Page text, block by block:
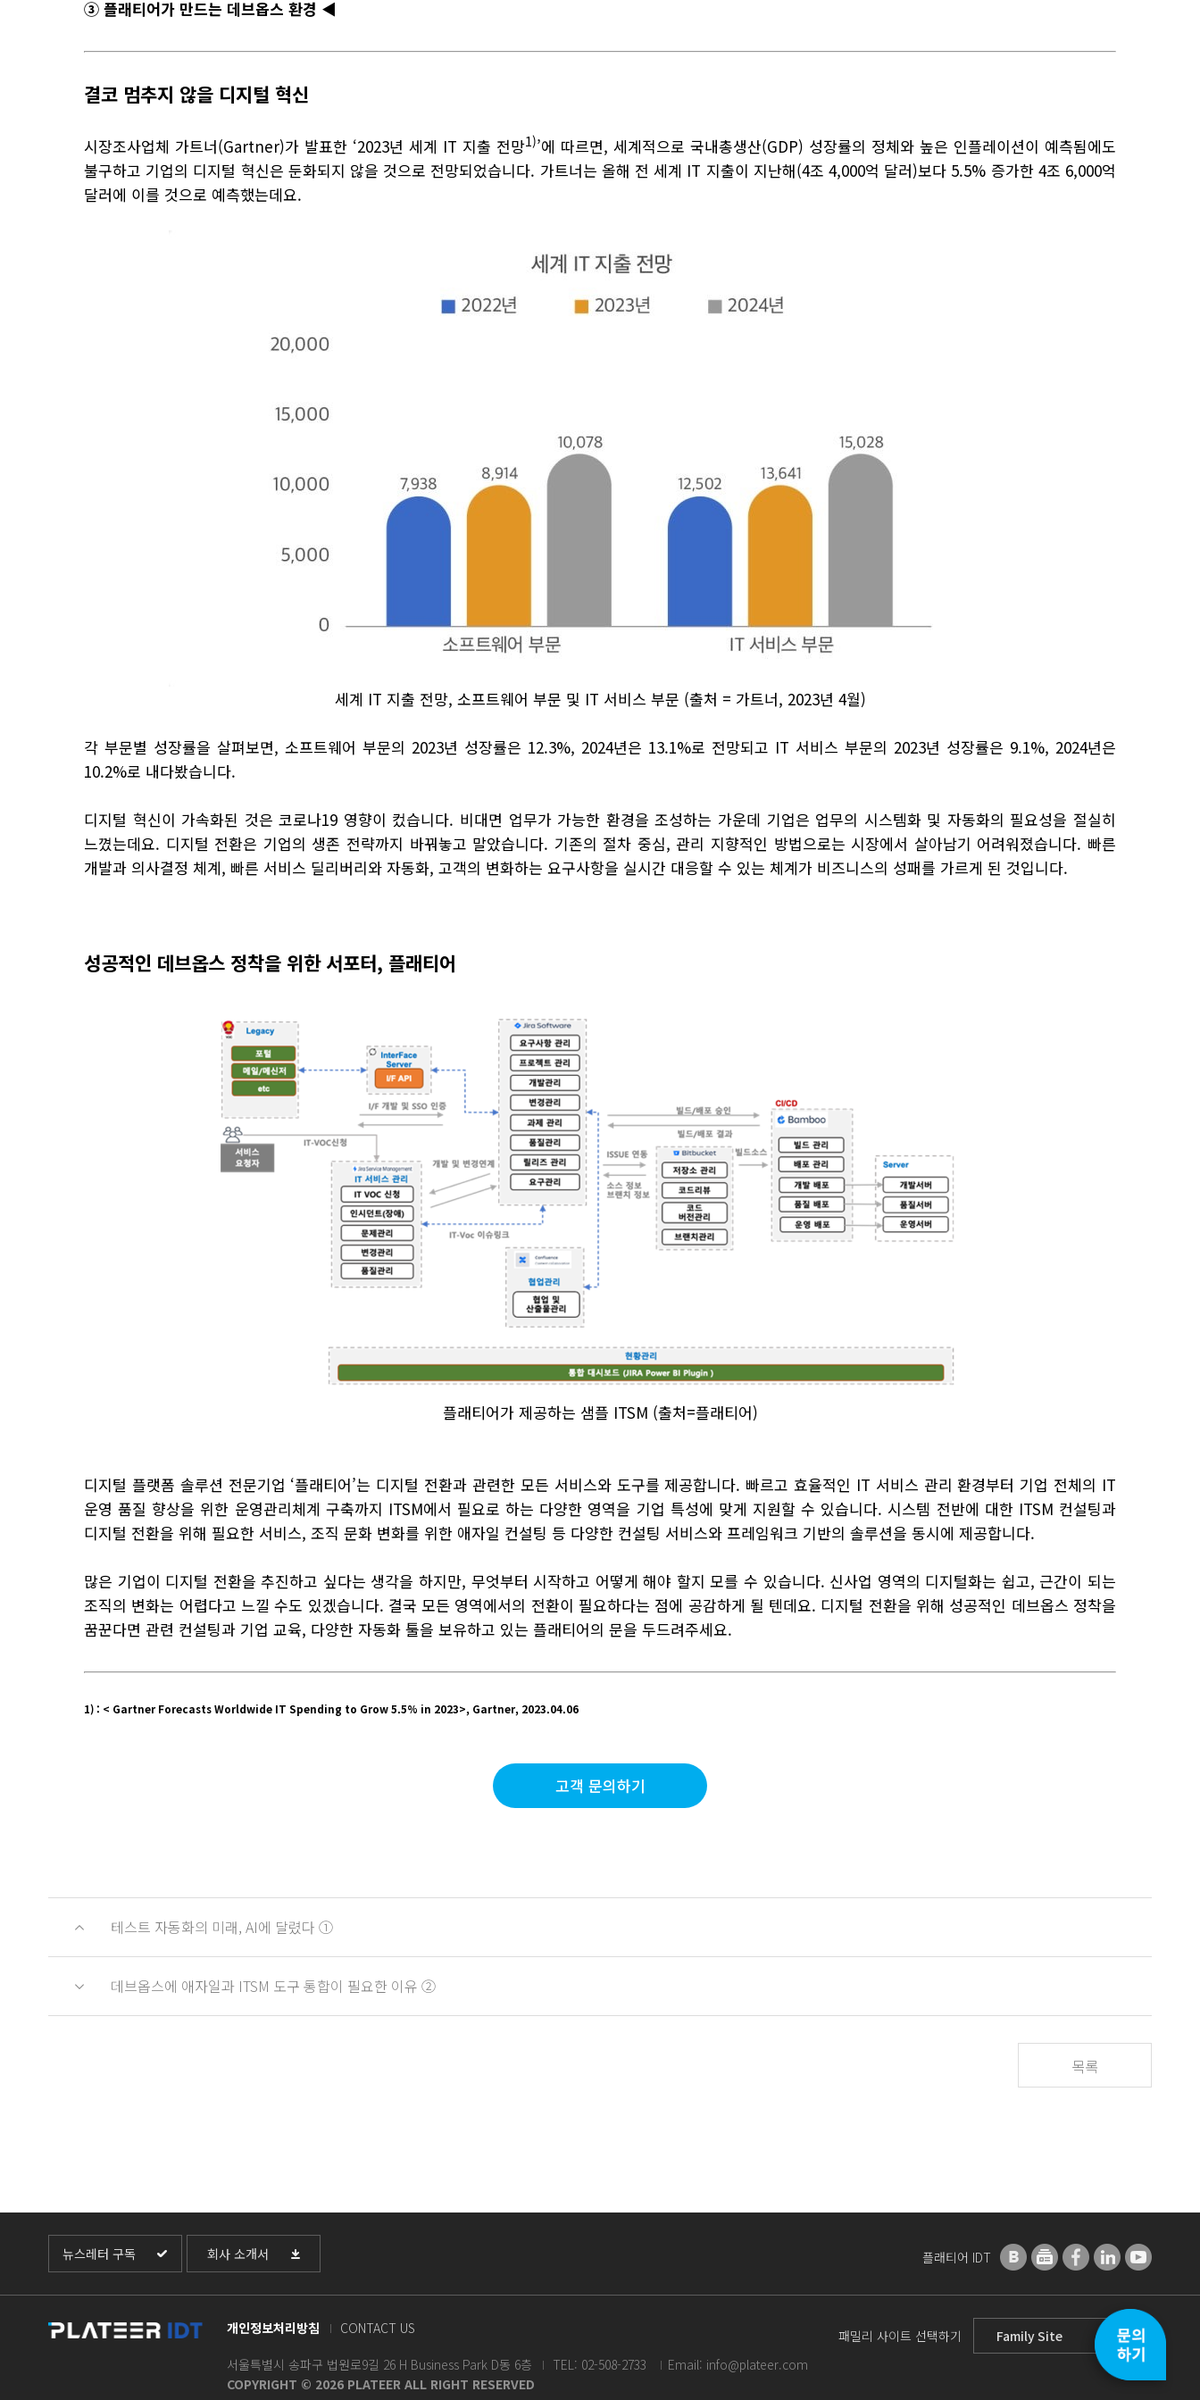
③ 플래티어가 만드는 데브옵스 환경 ◀
결코 멈추지 않을 디지털 혁신
시장조사업체 가트너(Gartner)가 발표한 ‘2023년 세계 IT 지출 전망1)’에 따르면, 세계적으로 국내총생산(GDP) 성장률의 정체와 높은 인플레이션이 예측됨에도
불구하고 기업의 디지털 혁신은 둔화되지 않을 것으로 전망되었습니다. 가트너는 올해 전 세계 IT 지출이 지난해(4조 4,000억 달러)보다 5.5% 증가한 4조 6,000억
달러에 이를 것으로 예측했는데요.
세계 IT 지출 전망, 소프트웨어 부문 및 IT 서비스 부문 (출처 = 가트너, 2023년 4월)
각 부문별 성장률을 살펴보면, 소프트웨어 부문의 2023년 성장률은 12.3%, 2024년은 13.1%로 전망되고 IT 서비스 부문의 2023년 성장률은 9.1%, 2024년은
10.2%로 내다봤습니다.
디지털 혁신이 가속화된 것은 코로나19 영향이 컸습니다. 비대면 업무가 가능한 환경을 조성하는 가운데 기업은 업무의 시스템화 및 자동화의 필요성을 절실히
느꼈는데요. 디지털 전환은 기업의 생존 전략까지 바꿔놓고 말았습니다. 기존의 절차 중심, 관리 지향적인 방법으로는 시장에서 살아남기 어려워졌습니다. 빠른
개발과 의사결정 체계, 빠른 서비스 딜리버리와 자동화, 고객의 변화하는 요구사항을 실시간 대응할 수 있는 체계가 비즈니스의 성패를 가르게 된 것입니다.
성공적인 데브옵스 정착을 위한 서포터, 플래티어
플래티어가 제공하는 샘플 ITSM (출처=플래티어)
디지털 플랫폼 솔루션 전문기업 ‘플래티어’는 디지털 전환과 관련한 모든 서비스와 도구를 제공합니다. 빠르고 효율적인 IT 서비스 관리 환경부터 기업 전체의 IT
운영 품질 향상을 위한 운영관리체계 구축까지 ITSM에서 필요로 하는 다양한 영역을 기업 특성에 맞게 지원할 수 있습니다. 시스템 전반에 대한 ITSM 컨설팅과
디지털 전환을 위해 필요한 서비스, 조직 문화 변화를 위한 애자일 컨설팅 등 다양한 컨설팅 서비스와 프레임워크 기반의 솔루션을 동시에 제공합니다.
많은 기업이 디지털 전환을 추진하고 싶다는 생각을 하지만, 무엇부터 시작하고 어떻게 해야 할지 모를 수 있습니다. 신사업 영역의 디지털화는 쉽고, 근간이 되는
조직의 변화는 어렵다고 느낄 수도 있겠습니다. 결국 모든 영역에서의 전환이 필요하다는 점에 공감하게 될 텐데요. 디지털 전환을 위해 성공적인 데브옵스 정착을
꿈꾼다면 관련 컨설팅과 기업 교육, 다양한 자동화 툴을 보유하고 있는 플래티어의 문을 두드려주세요.
1) : < Gartner Forecasts Worldwide IT Spending to Grow 5.5% in 2023>, Gartner, 2023.04.06
고객 문의하기
테스트 자동화의 미래, AI에 달렸다 ①
데브옵스에 애자일과 ITSM 도구 통합이 필요한 이유 ②
목록
뉴스레터 구독 회사 소개서 플래티어 IDT
개인정보처리방침 CONTACT US
패밀리 사이트 선택하기
서울특별시 송파구 법원로9길 26 H Business Park D동 6층
TEL: 02-508-2733
Email: info@plateer.com
COPYRIGHT © 2026 PLATEER ALL RIGHT RESERVED